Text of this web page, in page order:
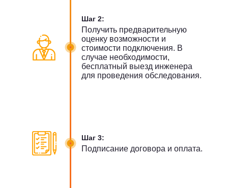
Шаг 2:
Получить предварительную
оценку возможности и
стоимости подключения. В
случае необходимости,
бесплатный выезд инженера
для проведения обследования.
Шаг 3:
Подписание договора и оплата.